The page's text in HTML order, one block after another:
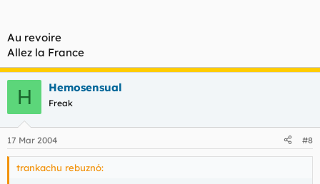
Au revoire
Allez la France
H Hemosensual
Freak
17 Mar 2004 #8
trankachu rebuznó: